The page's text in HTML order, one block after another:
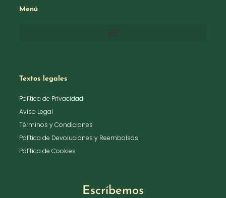
Menú
Textos legales
Política de Privacidad
Aviso Legal
Términos y Condiciones
Política de Devoluciones y Reembolsos
Política de Cookies
Escríbemos